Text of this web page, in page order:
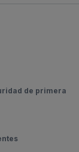
de primera